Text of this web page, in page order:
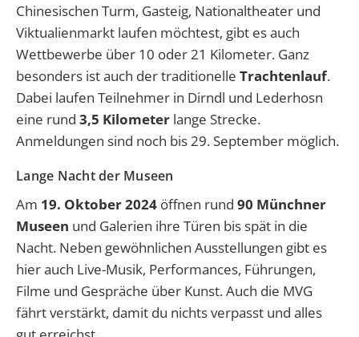
Chinesischen Turm, Gasteig, Nationaltheater und
Viktualienmarkt laufen möchtest, gibt es auch
Wettbewerbe über 10 oder 21 Kilometer. Ganz
besonders ist auch der traditionelle Trachtenlauf.
Dabei laufen Teilnehmer in Dirndl und Lederhosn
eine rund 3,5 Kilometer lange Strecke.
Anmeldungen sind noch bis 29. September möglich.
Lange Nacht der Museen
Am 19. Oktober 2024 öffnen rund 90 Münchner
Museen und Galerien ihre Türen bis spät in die
Nacht. Neben gewöhnlichen Ausstellungen gibt es
hier auch Live-Musik, Performances, Führungen,
Filme und Gespräche über Kunst. Auch die MVG
fährt verstärkt, damit du nichts verpasst und alles